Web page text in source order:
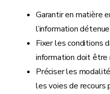
Garantir en matière
l’information
Fixer les conditions
information doit être
Préciser les
les voies de recours